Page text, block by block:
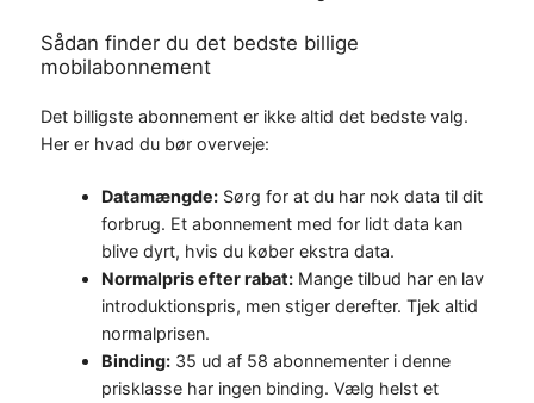
Sådan finder du det bedste billige
mobilabonnement
Det billigste abonnement er ikke altid det bedste valg.
Her er hvad du bør overveje:
Datamængde: Sørg for at du har nok data til dit
forbrug. Et abonnement med for lidt data kan
blive dyrt, hvis du køber ekstra data.
Normalpris efter rabat: Mange tilbud har en lav
introduktionspris, men stiger derefter. Tjek altid
normalprisen.
Binding: 35 ud af 58 abonnementer i denne
prisklasse har ingen binding. Vælg helst et